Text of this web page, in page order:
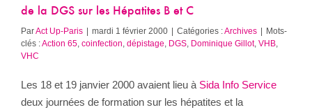
de la DGS sur les Hépatites B et C
ParAct Up-Paris | mardi 1 février 2000 | Catégories :Archives | Mots-
clés :Action 65 coinfection dépistage DGS Dominique Gillot, VHB
VHC
Les 18 et 19 janvier 2000 avaient lieu à Sida Info Service
deux journées de formation sur les hépatites et la